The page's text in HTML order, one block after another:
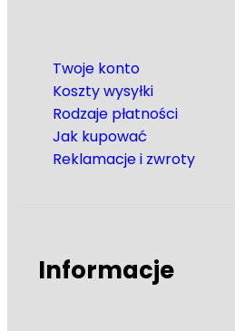
Twoje konto
Koszty wysyłki
Rodzaje płatności
Jak kupować
Reklamacje i zwroty
Informacje